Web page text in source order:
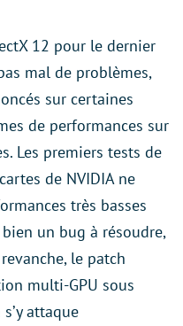
12 pour le dernier
mal de problèmes,
sur certaines
de performances sur
Les premiers tests de
de NVIDIA ne
très basses
un bug à résoudre,
le patch
multi-GPU sous
attaque